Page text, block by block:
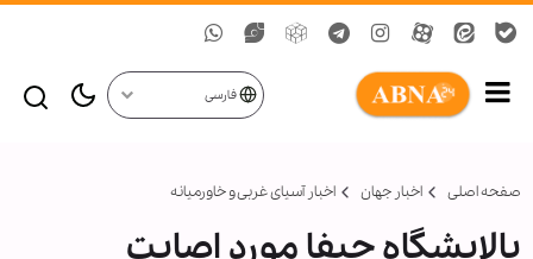
فارسی
صفحه اصلی اخبار جهان اخبار آسیای غربی و خاورمیانه
پالایشگاه حیفا مورد اصابت